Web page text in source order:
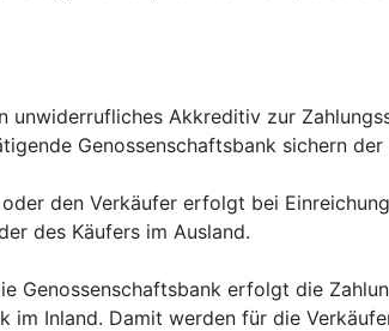
Akkreditiv zur
Genossenschaftsbank sichern
den Verkäufer erfolgt bei
des Käufers im Ausland.
Genossenschaftsbank erfolgt die
Inland. Damit werden für die